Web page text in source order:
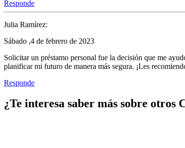
Responde
Julia Ramírez:
Sábado ,4 de febrero de 2023
Solicitar un préstamo personal fue la decisión que me
planificar mi futuro de manera más segura. ¡Les
Responde
¿Te interesa saber más sobre otros